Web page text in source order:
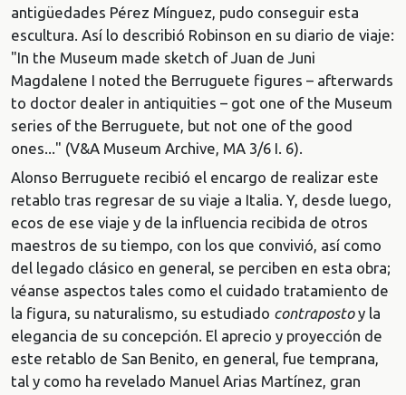
antigüedades Pérez Mínguez, pudo conseguir esta
escultura. Así lo describió Robinson en su diario de viaje:
"In the Museum made sketch of Juan de Juni
Magdalene I noted the Berruguete figures – afterwards
to doctor dealer in antiquities – got one of the Museum
series of the Berruguete, but not one of the good
ones..." (V&A Museum Archive, MA 3/6 I. 6).
Alonso Berruguete recibió el encargo de realizar este
retablo tras regresar de su viaje a Italia. Y, desde luego,
ecos de ese viaje y de la influencia recibida de otros
maestros de su tiempo, con los que convivió, así como
del legado clásico en general, se perciben en esta obra;
véanse aspectos tales como el cuidado tratamiento de
la figura, su naturalismo, su estudiado contrapostoy la
elegancia de su concepción. El aprecio y proyección de
este retablo de San Benito, en general, fue temprana,
tal y como ha revelado Manuel Arias Martínez, gran